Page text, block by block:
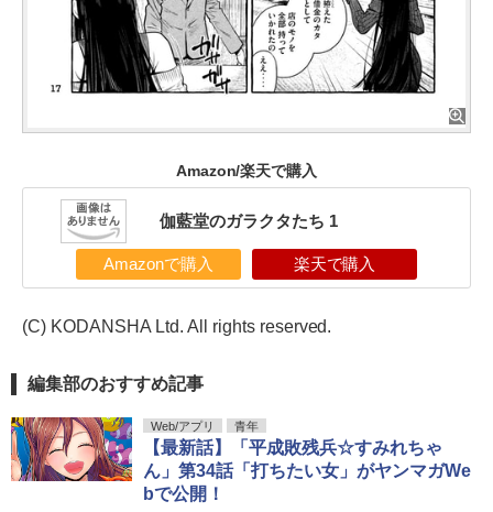
Amazon/楽天で購入
伽藍堂のガラクタたち 1
Amazonで購入 楽天で購入
(C) KODANSHA Ltd. All rights reserved.
編集部のおすすめ記事
Web/アプリ 青年
【最新話】「平成敗残兵☆すみれちゃ
ん」第34話「打ちたい女」がヤンマガWe
bで公開！